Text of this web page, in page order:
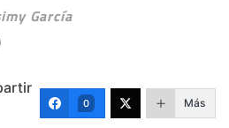
García
0 Más